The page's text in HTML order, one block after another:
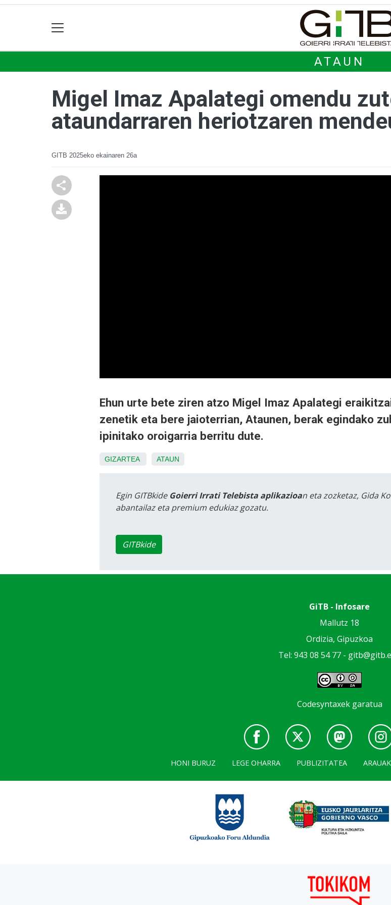
ATAUN
Migel Imaz Apalategi omendu
ataundarraren heriotzaren
GITB 2025eko ekainaren 26a
Ehun urte bete ziren atzo Migel Imaz Apalategi
zenetik eta bere jaioterrian, Ataunen, berak egindako
ipinitako oroigarria berritu dute.
GIZARTEA ATAUN
Egin GITBkide Goierri Irrati Telebista aplikazioan eta zozketaz, Gida
abantailaz eta premium edukiaz gozatu.
GITBkide
GiTB - Infosare
Mallutz 18
Ordizia, Gipuzkoa
Tel: 943 08 54 77 -
Codesyntaxek garatua
HONI BURUZ LEGE OHARRA PUBLIZITATEA ARAUAK